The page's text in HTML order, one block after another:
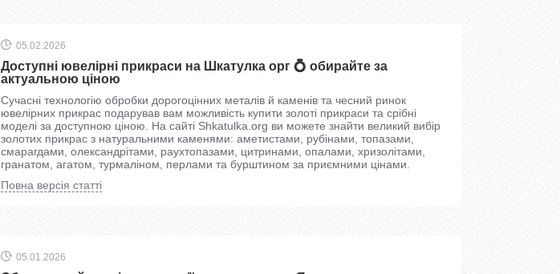
05.02.2026
Доступні ювелірні прикраси на Шкатулка орг 💍 обирайте за
актуальною ціною
Сучасні технологію обробки дорогоцінних металів й каменів та чесний ринок
ювелірних прикрас подарував вам можливість купити золоті прикраси та срібні
моделі за доступною ціною. На сайті Shkatulka.org ви можете знайти великий вибір
золотих прикрас з натуральними каменями: аметистами, рубінами, топазами,
смарагдами, олександрітами, раухтопазами, цитринами, опалами, хризолітами,
гранатом, агатом, турмаліном, перлами та бурштином за приємними цінами.
Повна версія статті
05.01.2026